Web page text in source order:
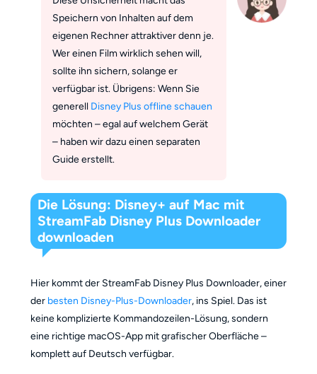
Speichern von Inhalten auf dem
eigenen Rechner attraktiver denn je.
Wer einen Film wirklich sehen will,
sollte ihn sichern, solange er
verfügbar ist. Übrigens: Wenn Sie
generell Disney Plus offline schauen
möchten – egal auf welchem Gerät
– haben wir dazu einen separaten
Guide erstellt.
Die Lösung: Disney+ auf Mac mit
StreamFab Disney Plus Downloader
downloaden
Hier kommt der StreamFab Disney Plus Downloader, einer
der besten Disney-Plus-Downloader, ins Spiel. Das ist
keine komplizierte Kommandozeilen-Lösung, sondern
eine richtige macOS-App mit grafischer Oberfläche –
komplett auf Deutsch verfügbar.